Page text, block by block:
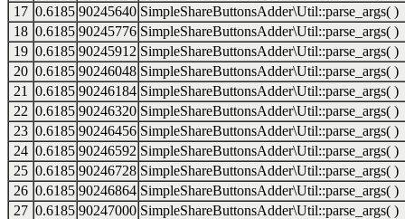
17 0.6185 90245640 SimpleShareButtonsAdder\Util::parse_args( )
18 0.6185 90245776 SimpleShareButtonsAdder\Util::parse_args( )
19 0.6185 90245912 SimpleShareButtonsAdder\Util::parse_args( )
20 0.6185 90246048 SimpleShareButtonsAdder\Util::parse_args( )
21
0.6185 90246184 SimpleShareButtonsAdder\Util::parse_args( )
22 0.6185 90246320 SimpleShareButtonsAdder\Util::parse_args( )
23 0.6185 90246456 SimpleShareButtonsAdder\Util::parse_args( )
24 0.6185 90246592 SimpleShareButtonsAdder\Util::parse_args( )
25 0.6185 90246728 SimpleShareButtonsAdder\Util::parse_args( )
26 0.6185 90246864 SimpleShareButtonsAdder\Util::parse_args( )
27 0.6185 90247000 SimpleShareButtonsAdder\Util::parse_args( )